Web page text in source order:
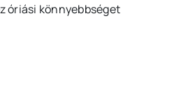
óriási könnyebbséget